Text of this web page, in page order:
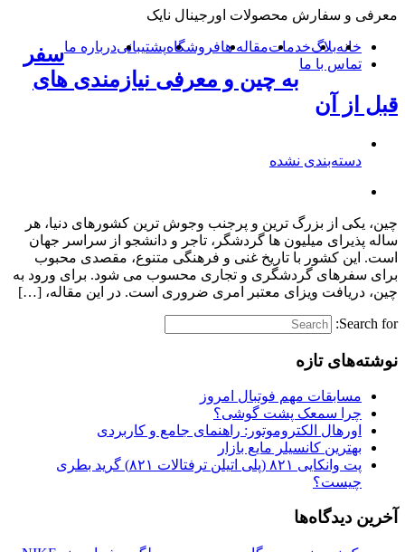
معرفی و سفارش محصولات اورجینال نایک
خانهبلاگخدماتمقاله هافروشگاهپشتیبانیدرباره ما
تماس با ما
سفر
به چین و معرفی نیازمندی های
قبل از آن
دسته‌بندی نشده
چین، یکی از بزرگ ‌ترین و پرجنب ‌وجوش ‌ترین کشورهای دنیا، هر
ساله پذیرای میلیون ‌ها گردشگر، تاجر و دانشجو از سراسر جهان
است. این کشور با تاریخ غنی و فرهنگی متنوع، مقصدی محبوب
برای سفرهای گردشگری و تجاری محسوب می‌ شود. برای ورود به
چین، دریافت ویزای معتبر امری ضروری است. در این مقاله، […]
Search for:
نوشته‌های تازه
مسابقات مهم فوتبال امروز
چرا سمعک پشت گوشی؟
اورهال الکتروموتور: راهنمای جامع و کاربردی
بهترین کانسیلر مایع بازار
پت وانکایی ۸۲۱ (پلی اتیلن ترفتالات ۸۲۱) گرید بطری
چیست؟
آخرین دیدگاه‌ها